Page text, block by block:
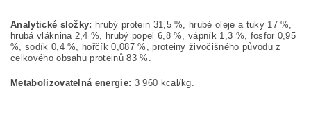
Analytické složky: hrubý protein 31,5 %, hrubé oleje a tuky 17 %,
hrubá vláknina 2,4 %, hrubý popel 6,8 %, vápník 1,3 %, fosfor 0,95
%, sodík 0,4 %, hořčík 0,087 %, proteiny živočišného původu z
celkového obsahu proteinů 83 %.
Metabolizovatelná energie: 3 960 kcal/kg.